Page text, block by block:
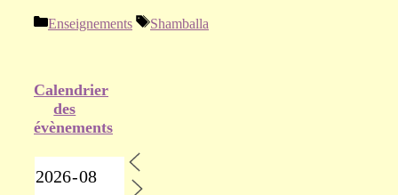
Catégories
Enseignements Étiquettes
Shamballa
Calendrier
des
évènements